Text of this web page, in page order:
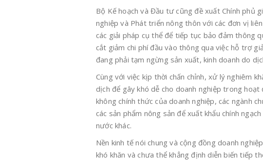
Bộ Kế hoạch và Đầu tư cũng đề xuất Chính phủ
nghiệp và Phát triển nông thôn với các đơn vị
các giải pháp cụ thể để tiếp tục bảo đảm thông
cắt giảm chi phí đầu vào thông qua việc hỗ trợ
đang phải tạm ngừng sản xuất, kinh doanh do
Cùng với việc kịp thời chấn chỉnh, xử lý nghiêm
dịch để gây khó dễ cho doanh nghiệp trong
không chính thức của doanh nghiệp, các ngành
các sản phẩm nông sản để xuất khẩu chính
nước khác.
Nền kinh tế nói chung và cộng đồng doanh
khó khăn và chưa thể khẳng định diễn biến tiếp